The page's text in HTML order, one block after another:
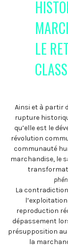
LE
Ainsi et à partir
rupture
qu’elle est le
révolution
communauté
marchandise, le
La
reproduction
dépassement
présupposition
la